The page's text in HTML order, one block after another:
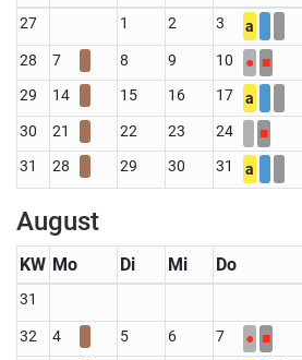
27 1 2 3 a
28 7 8 9 10 ● ■
29
14 15 16 17 a
30 21 22 23 24 ■
31
28 29 30 31 a
August
KW Mo Di Mi Do
31
32 4 5 6 7 ● ■